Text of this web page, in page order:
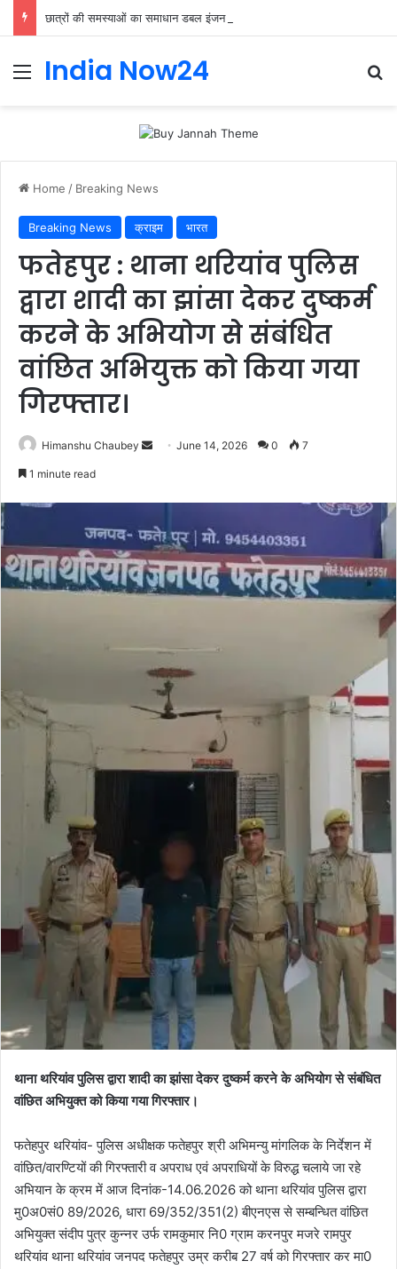
India Now24
Home / Breaking News
Breaking News क्राइम भारत
फतेहपुर : थाना थरियांव पुलिस
द्वारा शादी का झांसा देकर दुष्कर्म
करने के अभियोग से संबंधित
वांछित अभियुक्त को किया गया
गिरफ्तार।
Himanshu Chaubey June 14, 2026 0 7
1 minute read
थाना थरियांव पुलिस द्वारा शादी का झांसा देकर दुष्कर्म करने के अभियोग से संबंधित
वांछित अभियुक्त को किया गया गिरफ्तार।
फतेहपुर थरियांव- पुलिस अधीक्षक फतेहपुर श्री अभिमन्यु मांगलिक के निर्देशन में
वांछित/वारण्टियों की गिरफ्तारी व अपराध एवं अपराधियों के विरुद्ध चलाये जा रहे
अभियान के क्रम में आज दिनांक-14.06.2026 को थाना थरियांव पुलिस द्वारा
मु0अ0सं0 89/2026, धारा 69/352/351(2) बीएनएस से सम्बन्धित वांछित
अभियुक्त संदीप पुत्र कुन्नर उर्फ रामकुमार नि0 ग्राम करनपुर मजरे रामपुर
थरियांव थाना थरियांव जनपद फतेहपुर उम्र करीब 27 वर्ष को गिरफ्तार कर मा0